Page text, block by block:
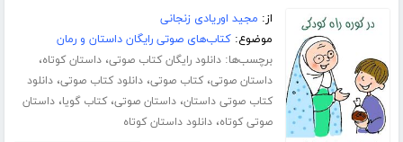
از: مجید اوریادی زنجانی
موضوع:کتاب‌های صوتی رایگان داستان و رمان
برچسب‌ها:دانلود رایگان کتاب صوتی،داستان کوتاه،
داستان صوتی،کتاب صوتی،دانلود کتاب صوتی،دانلود
کتاب صوتی داستان،داستان صوتی،کتاب گویا،داستان
صوتی کوتاه،دانلود داستان کوتاه